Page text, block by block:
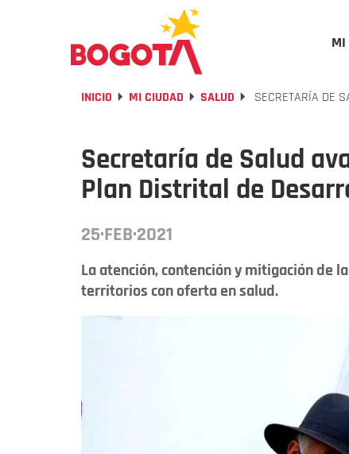
MI
INICIO MI CIUDAD SALUD SECRETARÍA DE
Secretaría de Salud
Plan Distrital de
25·FEB·2021
La atención, contención y mitigación de
territorios con oferta en salud.